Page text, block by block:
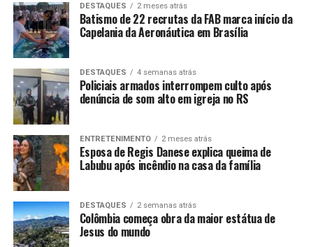
DESTAQUES 2 meses atrás
Batismo de 22 recrutas da FAB marca início da
Capelania da Aeronáutica em Brasília
DESTAQUES 4 semanas atrás
Policiais armados interrompem culto após
denúncia de som alto em igreja no RS
ENTRETENIMENTO 2 meses atrás
Esposa de Regis Danese explica queima de
Labubu após incêndio na casa da família
DESTAQUES 2 semanas atrás
Colômbia começa obra da maior estátua de
Jesus do mundo